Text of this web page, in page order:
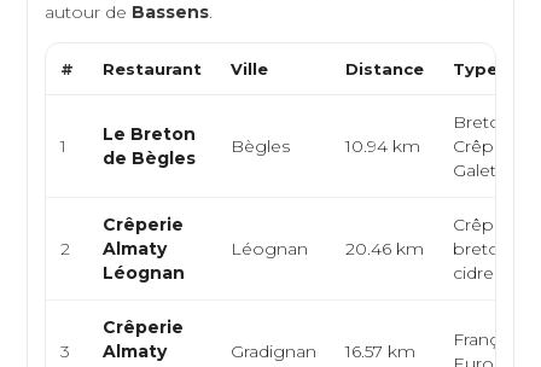
autour de Bassens.
# Restaurant Ville Distance Type de
1
Le Breton
de Bègles
Bègles 10.94 km
Bretonne,
Crêperie,
Galettes
2
Crêperie
Almaty
Léognan
Léognan 20.46 km
Crêperie,
bretonne,
cidrerie
3
Crêperie
Almaty
Gradignan 16.57 km
Française,